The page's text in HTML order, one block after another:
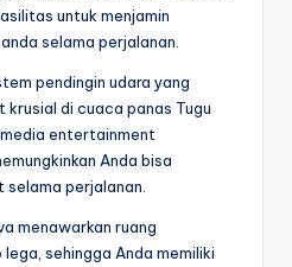
untuk menjamin
selama perjalanan.
pendingin udara yang
di cuaca panas Tugu
entertainment
Anda bisa
perjalanan.
menawarkan ruang
sehingga Anda memiliki